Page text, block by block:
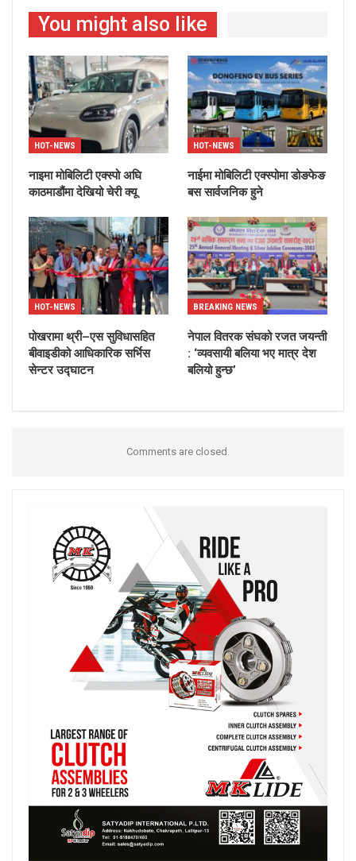
You might also like
HOT-NEWS
नाइमा मोबिलिटी एक्स्पो अघि
काठमाडौंमा देखियो चेरी क्यू
HOT-NEWS
नाईमा मोबिलिटी एक्स्पोमा डोङफेङ
बस सार्वजनिक हुने
HOT-NEWS
पोखरामा थ्री–एस सुविधासहित
बीवाइडीको आधिकारिक सर्भिस
सेन्टर उद्घाटन
BREAKING NEWS
नेपाल वितरक संघको रजत जयन्ती
: ‘व्यवसायी बलिया भए मात्र देश
बलियो हुन्छ’
Comments are closed.